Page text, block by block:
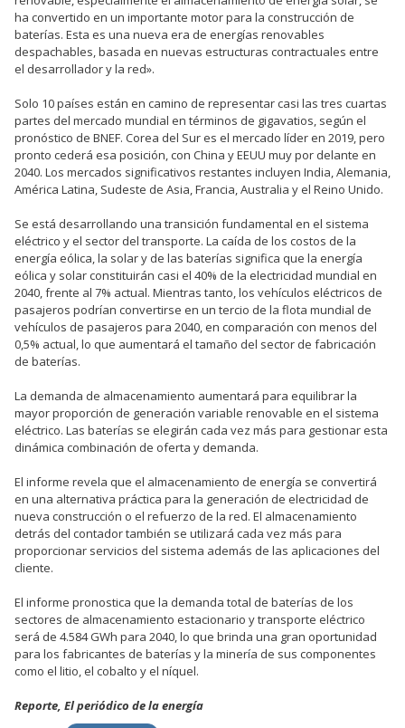
ha convertido en un importante motor para la construcción de
baterías. Esta es una nueva era de energías renovables
despachables, basada en nuevas estructuras contractuales entre
el desarrollador y la red».
Solo 10 países están en camino de representar casi las tres cuartas
partes del mercado mundial en términos de gigavatios, según el
pronóstico de BNEF. Corea del Sur es el mercado líder en 2019, pero
pronto cederá esa posición, con China y EEUU muy por delante en
2040. Los mercados significativos restantes incluyen India, Alemania,
América Latina, Sudeste de Asia, Francia, Australia y el Reino Unido.
Se está desarrollando una transición fundamental en el sistema
eléctrico y el sector del transporte. La caída de los costos de la
energía eólica, la solar y de las baterías significa que la energía
eólica y solar constituirán casi el 40% de la electricidad mundial en
2040, frente al 7% actual. Mientras tanto, los vehículos eléctricos de
pasajeros podrían convertirse en un tercio de la flota mundial de
vehículos de pasajeros para 2040, en comparación con menos del
0,5% actual, lo que aumentará el tamaño del sector de fabricación
de baterías.
La demanda de almacenamiento aumentará para equilibrar la
mayor proporción de generación variable renovable en el sistema
eléctrico. Las baterías se elegirán cada vez más para gestionar esta
dinámica combinación de oferta y demanda.
El informe revela que el almacenamiento de energía se convertirá
en una alternativa práctica para la generación de electricidad de
nueva construcción o el refuerzo de la red. El almacenamiento
detrás del contador también se utilizará cada vez más para
proporcionar servicios del sistema además de las aplicaciones del
cliente.
El informe pronostica que la demanda total de baterías de los
sectores de almacenamiento estacionario y transporte eléctrico
será de 4.584 GWh para 2040, lo que brinda una gran oportunidad
para los fabricantes de baterías y la minería de sus componentes
como el litio, el cobalto y el níquel.
Reporte, El periódico de la energía